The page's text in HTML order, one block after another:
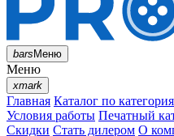
barsМеню
Меню
xmark
Главная Каталог по
Условия работы Печатный
Скидки Стать дилером О